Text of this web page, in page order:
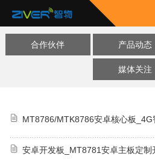
合作伙伴 产品动态
媒体关注
MT8786/MTK8786安卓核心板_4G
安卓开发板_MT8781安卓主板定制